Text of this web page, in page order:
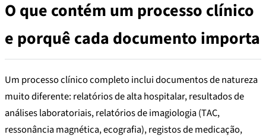
O que contém um processo clínico
e porquê cada documento importa
Um processo clínico completo inclui documentos de natureza
muito diferente: relatórios de alta hospitalar, resultados de
análises laboratoriais, relatórios de imagiologia (TAC,
ressonância magnética, ecografia), registos de medicação,